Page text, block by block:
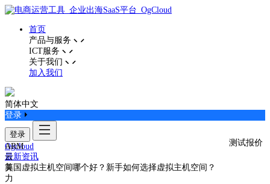
测试报价
首页
产品与服务
ICT服务
关于我们
加入我们
简体中文
登录
登录
ARM
云
算
力
Ogcloud
最新资讯
美国虚拟主机空间哪个好？新手如何选择虚拟主机空间？